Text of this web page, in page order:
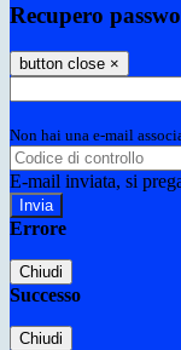
Recupero
button close ×
Non hai una e-mail
E-mail inviata, si
Errore
Chiudi
Successo
Chiudi